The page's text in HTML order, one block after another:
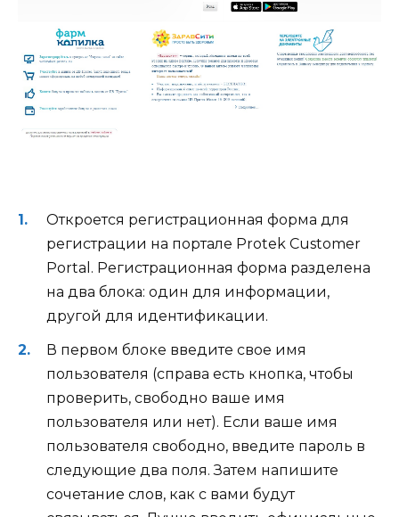
Откроется регистрационная форма для
регистрации на портале Protek Customer
Portal. Регистрационная форма разделена
на два блока: один для информации,
другой для идентификации.
В первом блоке введите свое имя
пользователя (справа есть кнопка, чтобы
проверить, свободно ваше имя
пользователя или нет). Если ваше имя
пользователя свободно, введите пароль в
следующие два поля. Затем напишите
сочетание слов, как с вами будут